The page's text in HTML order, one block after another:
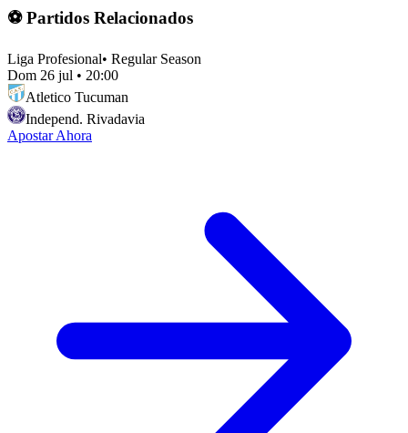
⚽ Partidos Relacionados
Liga Profesional• Regular Season
Dom 26 jul • 20:00
Atletico Tucuman
Independ. Rivadavia
Apostar Ahora